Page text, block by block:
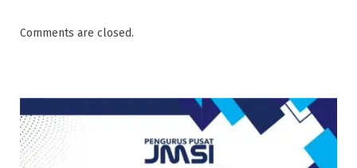
Comments are closed.